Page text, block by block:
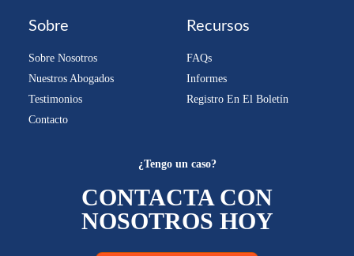
Sobre
Sobre Nosotros
Nuestros Abogados
Testimonios
Contacto
Recursos
FAQs
Informes
Registro En El Boletín
¿Tengo un caso?
CONTACTA CON
NOSOTROS HOY